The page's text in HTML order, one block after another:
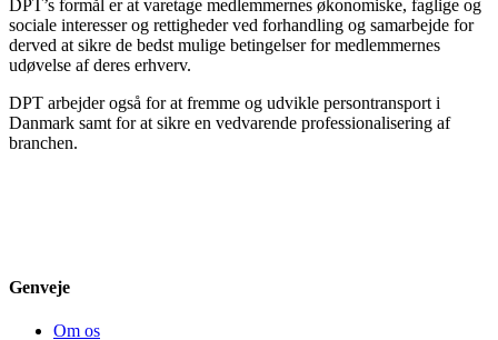
DPT’s formål er at varetage medlemmernes økonomiske, faglige og
sociale interesser og rettigheder ved forhandling og samarbejde for
derved at sikre de bedst mulige betingelser for medlemmernes
udøvelse af deres erhverv.
DPT arbejder også for at fremme og udvikle persontransport i
Danmark samt for at sikre en vedvarende professionalisering af
branchen.
Genveje
Om os